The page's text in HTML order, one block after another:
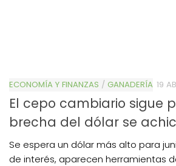
ECONOMÍA Y FINANZAS / GANADERÍA 19
El cepo cambiario sigue
brecha del dólar se
Se espera un dólar más alto para
de interés, aparecen herramientas